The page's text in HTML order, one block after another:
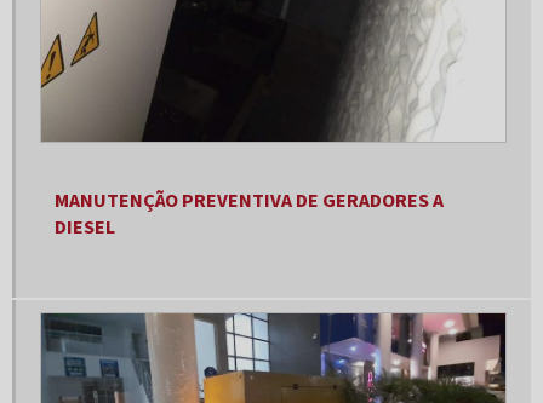
Gerador 100 kva trifásico
Gerador 100kva a venda
Gerador 150 kva aluguel
Gerador 150 kva preço
Gerador 180 kva
MANUTENÇÃO PREVENTIVA DE GERADORES A
DIESEL